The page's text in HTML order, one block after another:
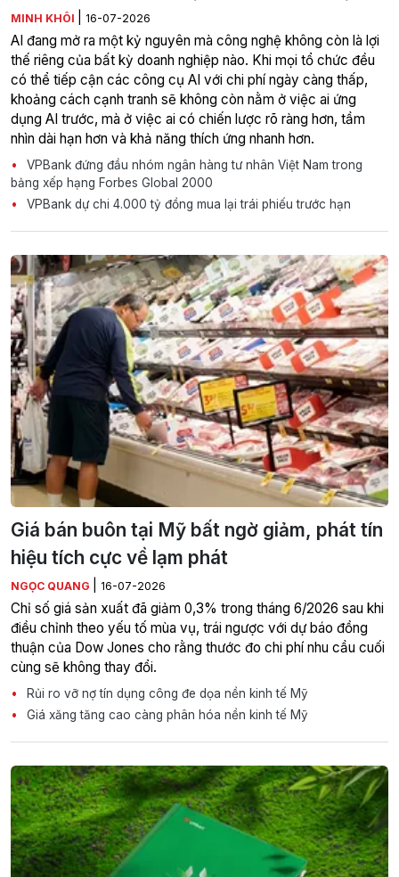
MINH KHÔI 16-07-2026
AI đang mở ra một kỷ nguyên mà công nghệ không còn là lợi
thế riêng của bất kỳ doanh nghiệp nào. Khi mọi tổ chức đều
có thể tiếp cận các công cụ AI với chi phí ngày càng thấp,
khoảng cách cạnh tranh sẽ không còn nằm ở việc ai ứng
dụng AI trước, mà ở việc ai có chiến lược rõ ràng hơn, tầm
nhìn dài hạn hơn và khả năng thích ứng nhanh hơn.
VPBank đứng đầu nhóm ngân hàng tư nhân Việt Nam trong
bảng xếp hạng Forbes Global 2000
VPBank dự chi 4.000 tỷ đồng mua lại trái phiếu trước hạn
Giá bán buôn tại Mỹ bất ngờ giảm, phát tín
hiệu tích cực về lạm phát
NGỌC QUANG 16-07-2026
Chỉ số giá sản xuất đã giảm 0,3% trong tháng 6/2026 sau khi
điều chỉnh theo yếu tố mùa vụ, trái ngược với dự báo đồng
thuận của Dow Jones cho rằng thước đo chi phí nhu cầu cuối
cùng sẽ không thay đổi.
Rủi ro vỡ nợ tín dụng công đe dọa nền kinh tế Mỹ
Giá xăng tăng cao càng phân hóa nền kinh tế Mỹ